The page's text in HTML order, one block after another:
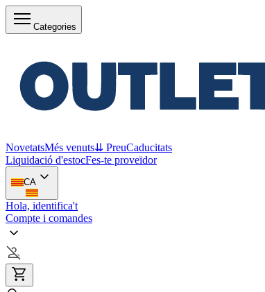
Categories
NovetatsMés venuts⇊ PreuCaducitats
Liquidació d'estocFes-te proveïdor
CA
Hola, identifica't
Compte i comandes